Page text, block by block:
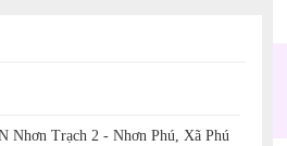
Nhơn Trạch 2 - Nhơn Phú, Xã Phú